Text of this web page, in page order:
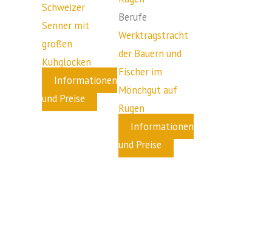
Schweizer
Senner mit
großen
Kuhglocken
Informationen
und Preise
Berufe
Werktragstracht
der Bauern und
Fischer im
Mönchgut auf
Rügen
Informationen
und Preise